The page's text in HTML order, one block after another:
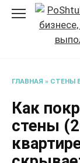
Перейти
содержанию
ГЛАВНАЯ » СТЕНЫ
Как
стены